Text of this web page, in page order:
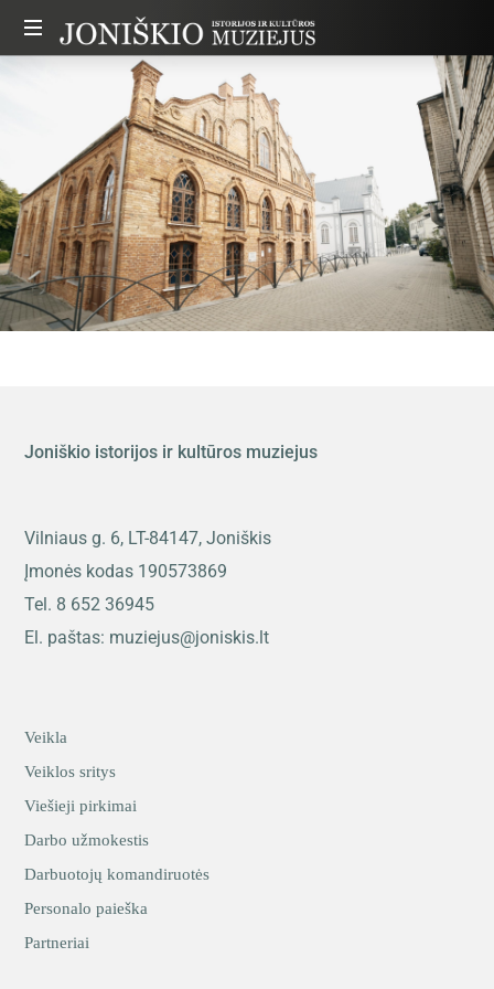
kultūros
muziejus
Joniškio istorijos ir kultūros muziejus
Vilniaus g. 6, LT-84147, Joniškis
Įmonės kodas 190573869
Tel. 8 652 36945
El. paštas: muziejus@joniskis.lt
Veikla
Veiklos sritys
Viešieji pirkimai
Darbo užmokestis
Darbuotojų komandiruotės
Personalo paieška
Partneriai